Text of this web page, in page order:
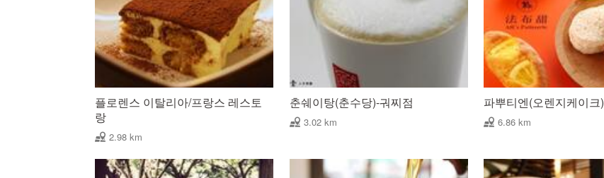
플로렌스 이탈리아/프랑스 레스토
랑
2.98 km
춘쉐이탕(춘수당)-궈찌점
3.02 km
파뿌티엔(오렌지케이크)
6.86 km